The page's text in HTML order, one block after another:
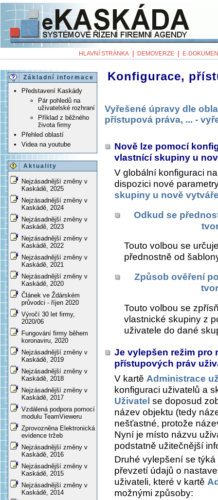
HLAVNÍ STRÁNKA DEMOVERZE E-
Základní informace
Představení Kaskády
Pár pohledů na
uživatelské rozhraní
Příklad z běžného
života firmy
Přehled oblastí
Videa na youtube
Aktuality
Nejzásadnější změny v
Kaskádě, 2025
Nejzásadnější změny v
Kaskádě, 2024
Nejzásadnější změny v
Kaskádě, 2023
Nejzásadnější změny v
Kaskádě, 2022
Nejzásadnější změny v
Kaskádě, 2021
Nejzásadnější změny v
Kaskádě, 2020
Článek ve Ždárském
průvodci - říjen 2020
Výročí 30 let firmy,
2020/06
Fungování firmy během
koronaviru, 2020
Nejzásadnější změny v
Kaskádě, 2019
Nejzásadnější změny v
Kaskádě, 2018
Nejzásadnější změny v
Kaskádě, 2017
Vzdálená podpora pomocí
modulu TeamVieweru
Zprovozněna Elektronická
evidence tržeb
Nejzásadnější změny v
Kaskádě, 2016
Nejzásadnější změny v
Kaskádě, 2015
Nejzásadnější změny v
Kaskádě, 2014
Konfigurace,
Vyřešené úpravy dle
přístupová práva, ... -
Nově lze pomocí
vlastnící skupiny u
V globální konfiguraci
dispozici nové
skupiny u nově
Odkud se
Touto volbou se
přednostně od
Způsob ověření
Touto volbou se
vlastnické skupiny z
uživatele do dané
Je vylepšen režim pro
přístupových práv
V kartě Administrace
konfiguraci uživatelů a
Uživatel se doposud
název objektu (tedy
nešťastné, protože
Nyní je místo názvu
podstatně užitečnější
Druhé vylepšení se
převzetí údajů o
uživateli, které v kartě
možnými způsoby: